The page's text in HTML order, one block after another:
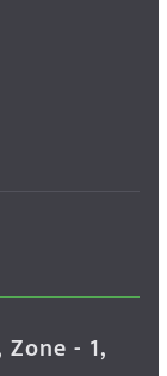
- 1,